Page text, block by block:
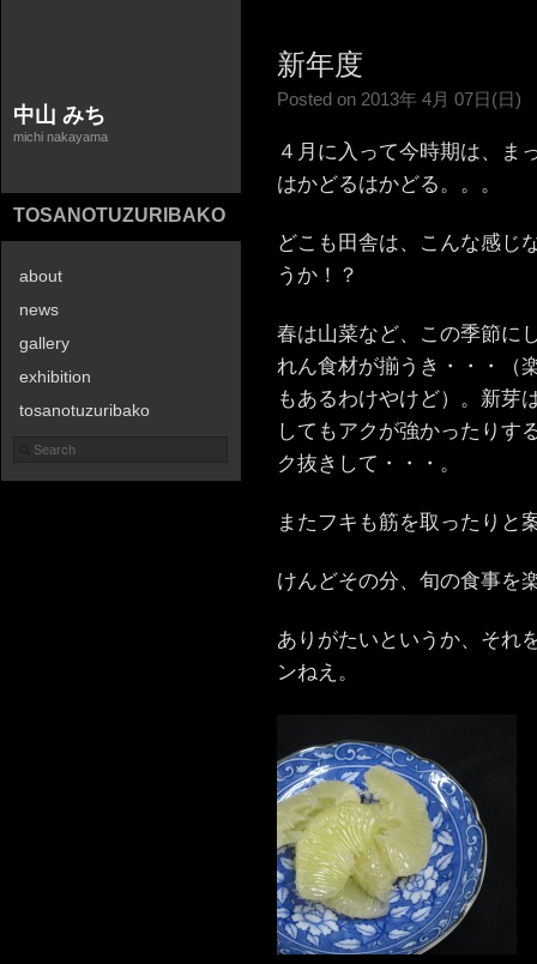
中山 みち
michi nakayama
TOSANOTUZURIBAKO
about
news
gallery
exhibition
tosanotuzuribako
contact
新年度
Posted on 2013年 4月 07日(日)
４月に入って今時期は、ま
はかどるはかどる。。。
どこも田舎は、こんな感じ
うか！？
春は山菜など、この季節に
れん食材が揃うき・・・（
もあるわけやけど）。新芽
してもアクが強かったりす
ク抜きして・・・。
またフキも筋を取ったりと
けんどその分、旬の食事を
ありがたいというか、それ
ンねえ。